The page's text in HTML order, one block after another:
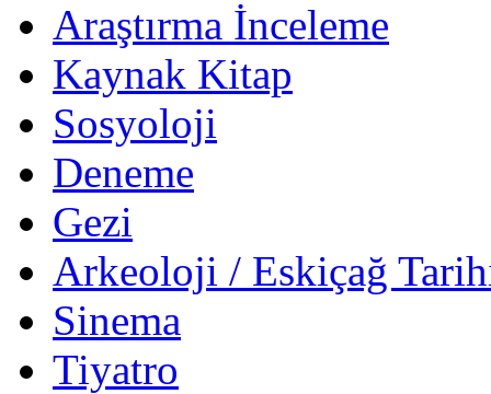
Araştırma İnceleme
Kaynak Kitap
Sosyoloji
Deneme
Gezi
Arkeoloji / Eskiçağ
Sinema
Tiyatro